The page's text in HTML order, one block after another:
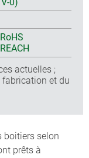
actuelles ;
fabrication et du
boitiers selon
prêts à